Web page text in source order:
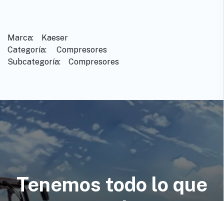
Marca: ​ ​ ​Kaeser
Categoría: ​ ​Compresores
Subcategoría: ​ ​Compresores
Tenemos todo lo que